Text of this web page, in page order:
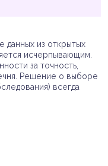
данных из открытых
исчерпывающим.
за точность,
Решение о выборе
всегда